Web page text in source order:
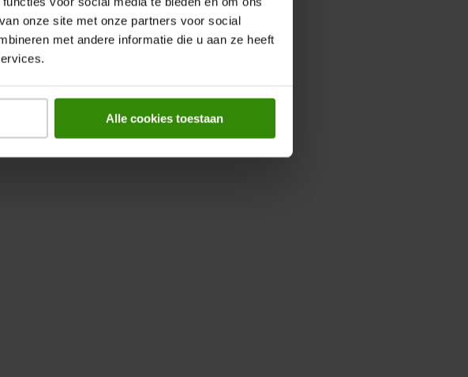
onze site met onze partners voor social
met andere informatie die u aan ze heeft
Alle cookies toestaan